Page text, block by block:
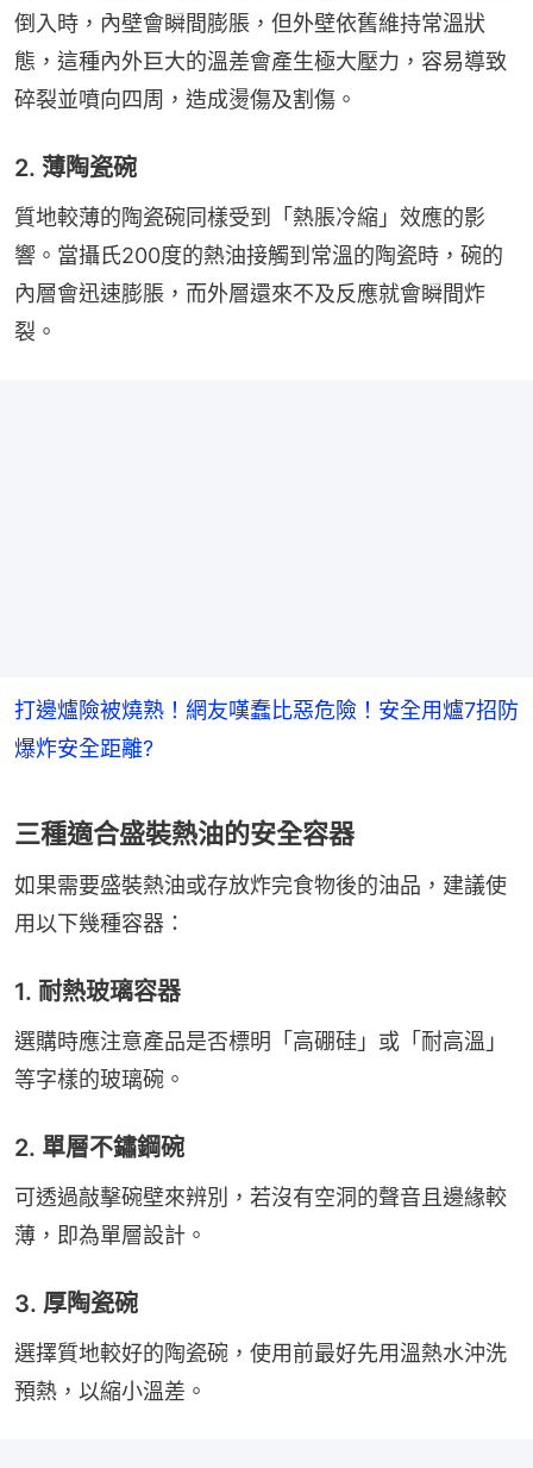
倒入時，內壁會瞬間膨脹，但外壁依舊維持常溫狀
態，這種內外巨大的溫差會產生極大壓力，容易導致
碎裂並噴向四周，造成燙傷及割傷。
2. 薄陶瓷碗
質地較薄的陶瓷碗同樣受到「熱脹冷縮」效應的影
響。當攝氏200度的熱油接觸到常溫的陶瓷時，碗的
內層會迅速膨脹，而外層還來不及反應就會瞬間炸
裂。
打邊爐險被燒熟！網友嘆蠢比惡危險！安全用爐7招防
爆炸安全距離?
三種適合盛裝熱油的安全容器
如果需要盛裝熱油或存放炸完食物後的油品，建議使
用以下幾種容器：
1. 耐熱玻璃容器
選購時應注意產品是否標明「高硼硅」或「耐高溫」
等字樣的玻璃碗。
2. 單層不鏽鋼碗
可透過敲擊碗壁來辨別，若沒有空洞的聲音且邊緣較
薄，即為單層設計。
3. 厚陶瓷碗
選擇質地較好的陶瓷碗，使用前最好先用溫熱水沖洗
預熱，以縮小溫差。